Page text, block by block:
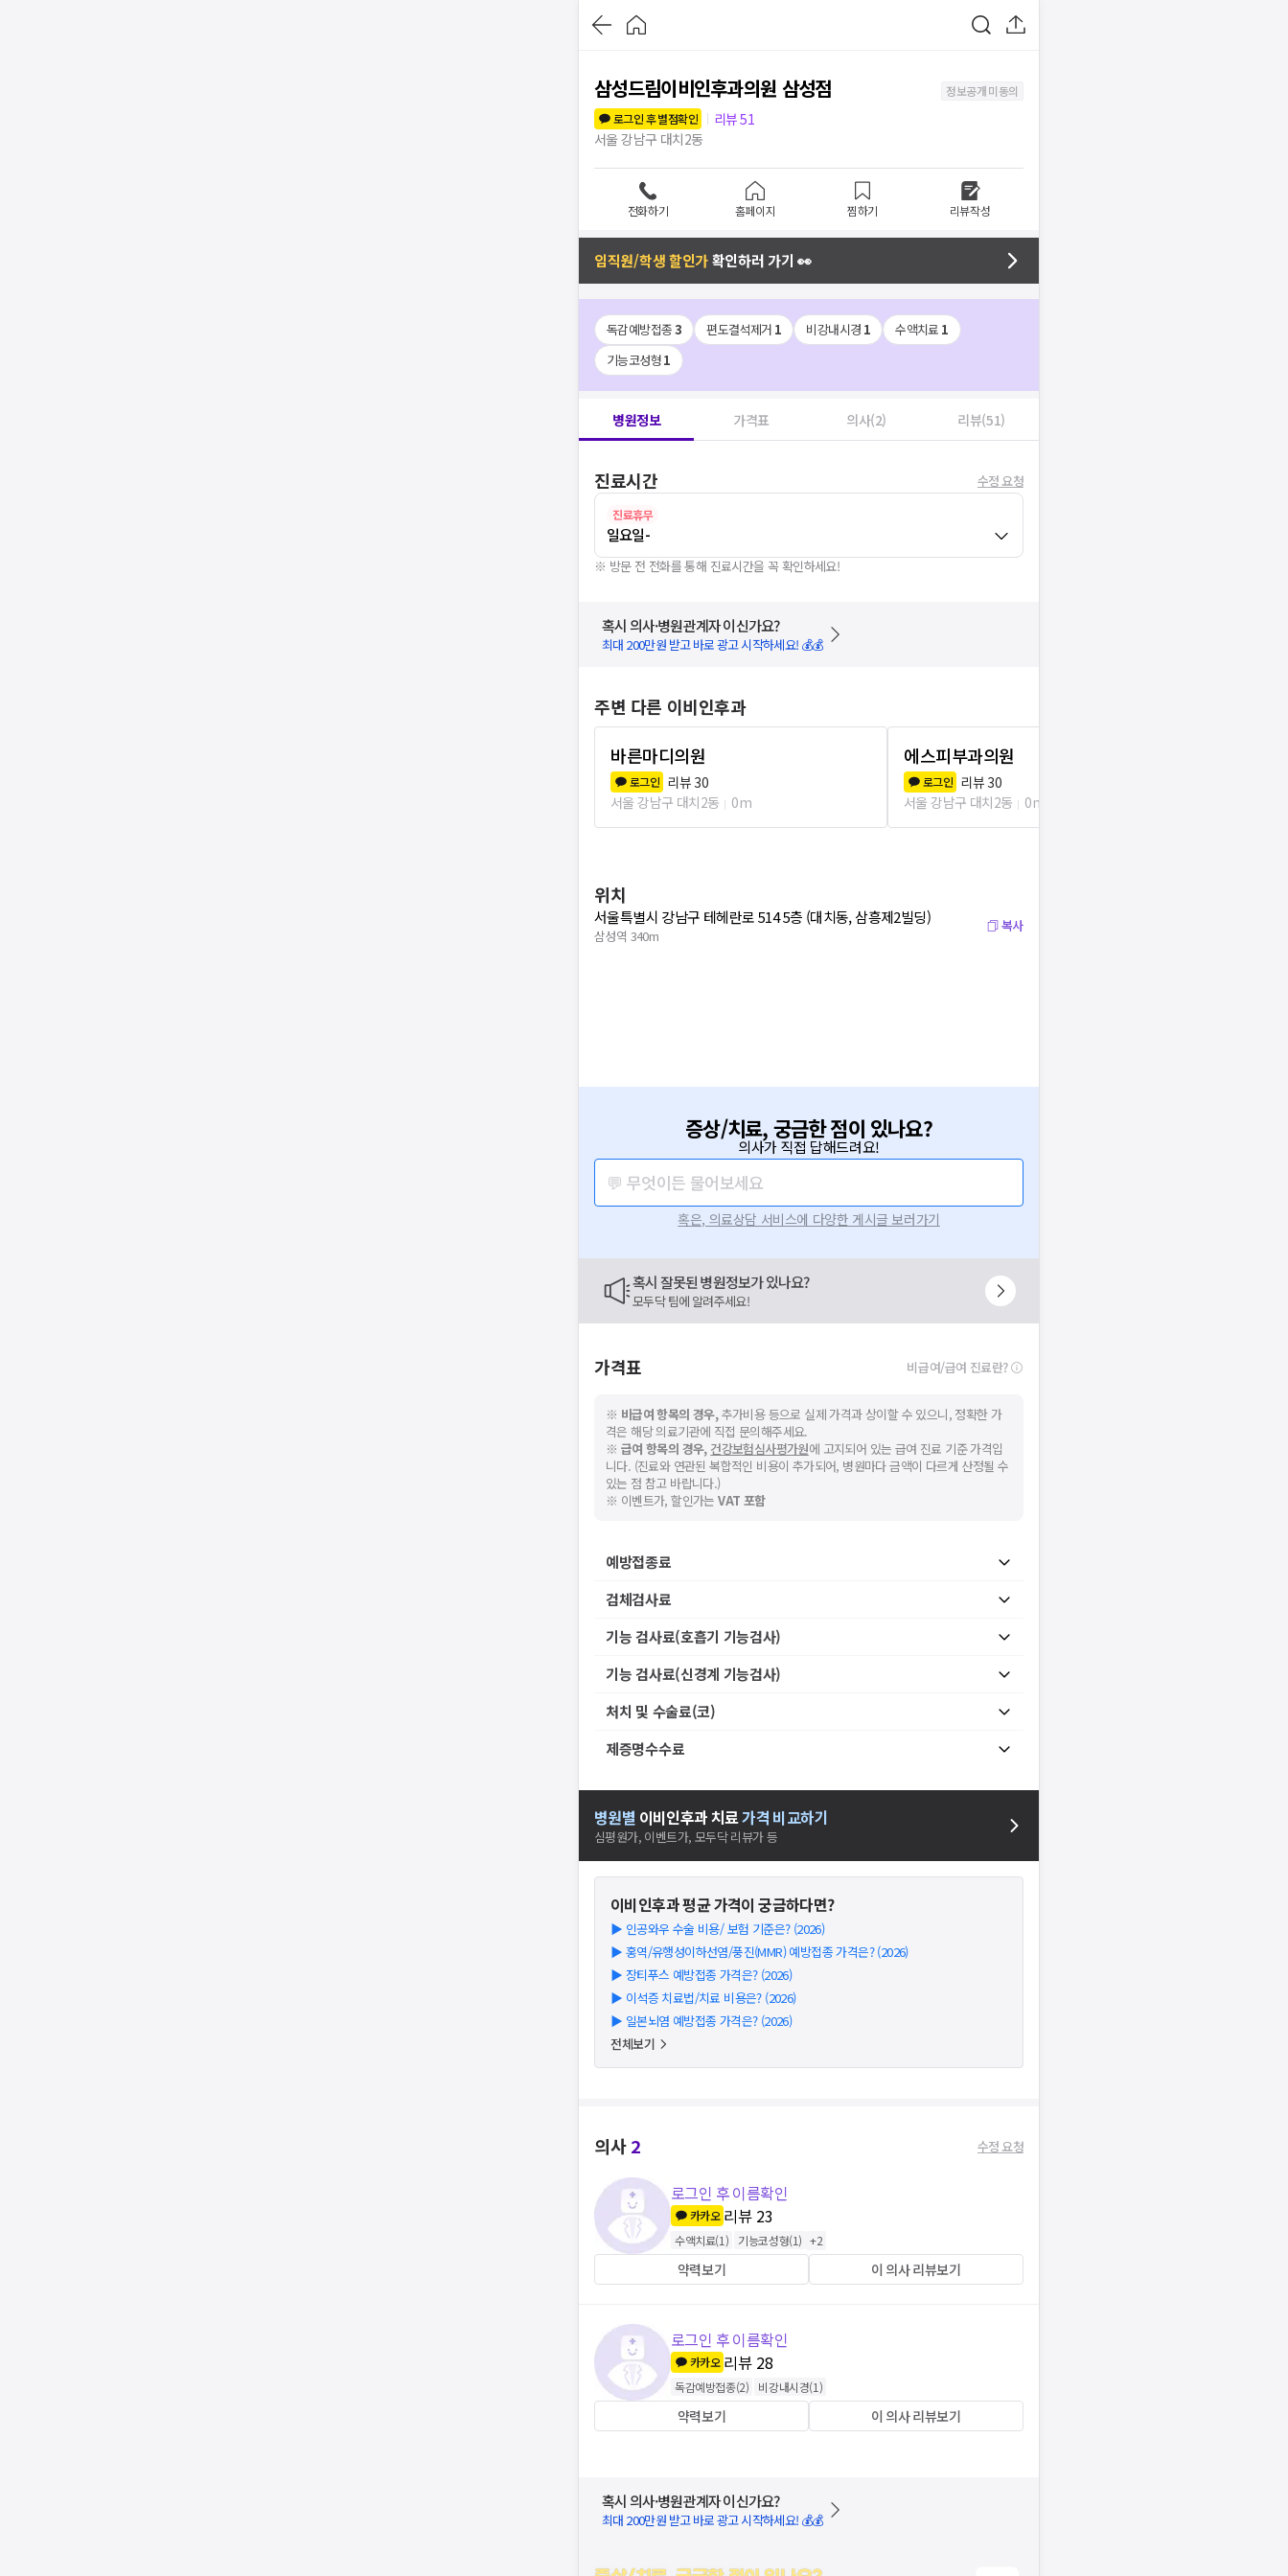
삼성드림이비인후과의원 삼성점
정보공개 미동의
로그인 후 별점확인
리뷰51
서울 강남구 대치2동
전화하기 홈페이지 찜하기 리뷰작성
임직원/학생 할인가확인하러 가기 👀
독감예방접종3 편도결석제거 1 비강내시경 1 수액치료 1
기능코성형1
병원정보 가격표 의사(2) 리뷰(51)
진료시간 수정 요청
진료휴무
일요일-
※ 방문 전 전화를 통해 진료시간을 꼭 확인하세요!
혹시 의사·병원관계자 이신가요?
최대 200만원 받고 바로 광고 시작하세요! 💰💰
주변 다른 이비인후과
바른마디의원
로그인 리뷰 30
서울 강남구 대치2동
0m
에스피부과의원
로그인 리뷰 30
서울 강남구 대치2동
0m
위치
서울특별시 강남구 테헤란로 514 5층 (대치동, 삼흥제2빌딩)
삼성역 340m
복사
증상/치료, 궁금한 점이 있나요?
의사가 직접 답해드려요!
💬 무엇이든 물어보세요
혹은, 의료상담 서비스에 다양한 게시글 보러가기
혹시 잘못된 병원정보가 있나요?
모두닥 팀에 알려주세요!
가격표 비급여/급여 진료란?
※ 비급여 항목의 경우,추가비용 등으로 실제 가격과 상이할 수 있으니, 정확한 가
격은 해당 의료기관에 직접 문의해주세요.
※ 급여 항목의 경우, 건강보험심사평가원에 고지되어 있는 급여 진료 기준 가격입
니다. (진료와 연관된 복합적인 비용이 추가되어, 병원마다 금액이 다르게 산정될 수
있는 점 참고 바랍니다.)
※ 이벤트가, 할인가는VAT 포함
예방접종료
검체검사료
기능 검사료(호흡기 기능검사)
기능 검사료(신경계 기능검사)
처치 및 수술료(코)
제증명수수료
병원별 이비인후과치료가격 비교하기
심평원가, 이벤트가, 모두닥 리뷰가 등
이비인후과평균 가격이 궁금하다면?
▶ 인공와우 수술 비용/ 보험 기준은? (2026)
▶ 홍역/유행성이하선염/풍진(MMR) 예방접종 가격은? (2026)
▶ 장티푸스 예방접종 가격은? (2026)
▶ 이석증 치료법/치료 비용은? (2026)
▶ 일본뇌염 예방접종 가격은? (2026)
전체보기
의사2 수정 요청
로그인 후 이름확인
카카오 리뷰 23
수액치료(1) 기능코성형(1) +2
약력보기 이 의사 리뷰보기
로그인 후 이름확인
카카오 리뷰 28
독감예방접종(2) 비강내시경(1)
약력보기 이 의사 리뷰보기
혹시 의사·병원관계자 이신가요?
최대 200만원 받고 바로 광고 시작하세요! 💰💰